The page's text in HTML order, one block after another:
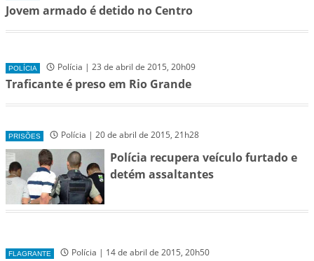
Jovem armado é detido no Centro
POLÍCIA Polícia | 23 de abril de 2015, 20h09
Traficante é preso em Rio Grande
PRISÕES Polícia | 20 de abril de 2015, 21h28
Polícia recupera veículo furtado e
detém assaltantes
FLAGRANTE Polícia | 14 de abril de 2015, 20h50